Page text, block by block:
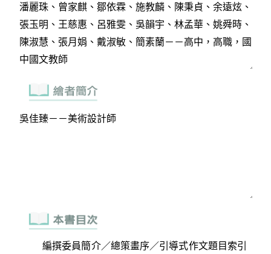
編撰委員簡介／總策畫序／引導式作文題目索引